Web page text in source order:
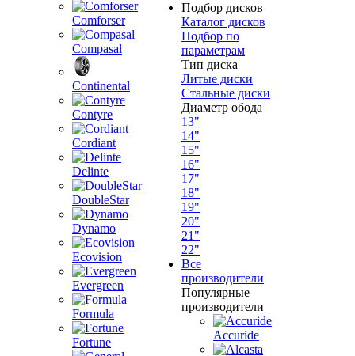
Comforser
Compasal
Continental
Contyre
Cordiant
Delinte
DoubleStar
Dynamo
Ecovision
Evergreen
Formula
Fortune
Подбор дисков
Каталог дисков
Подбор по
параметрам
Тип диска
Литые диски
Стальные диски
Диаметр обода
13"
14"
15"
16"
17"
18"
19"
20"
21"
22"
Все
производители
Популярные
производители
Accuride